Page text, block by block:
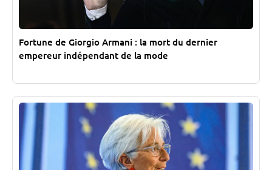
Fortune de Giorgio Armani : la mort du dernier
empereur indépendant de la mode